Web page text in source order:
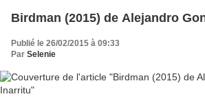
Birdman (2015) de Alejandro
Publié le 26/02/2015 à 09:33
Par Selenie